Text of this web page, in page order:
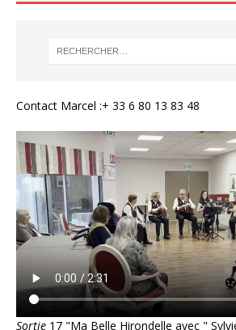
Contact Marcel :+ 33 6 80 13 83 48
Sortie 17 "Ma Belle Hirondelle avec "